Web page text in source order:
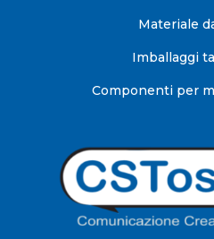
Materiale
Imballaggi
Componenti per